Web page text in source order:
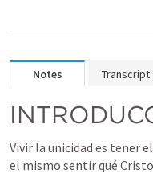
Notes Transcript
Vivir la unicidad es tener
el mismo sentir qué